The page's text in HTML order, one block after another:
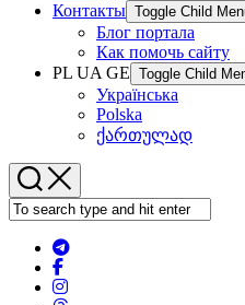
Контакты Toggle Child
Блог портала
Как помочь сайту
PL UA GE Toggle Child
Українська
Polska
ქართულად